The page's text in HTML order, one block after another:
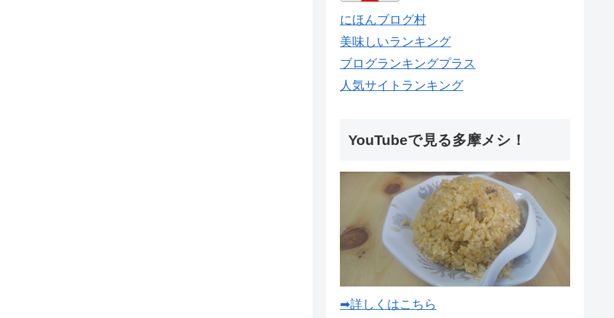
にほんブログ村
美味しいランキング
ブログランキングプラス
人気サイトランキング
YouTubeで見る多摩メシ！
➡詳しくはこちら